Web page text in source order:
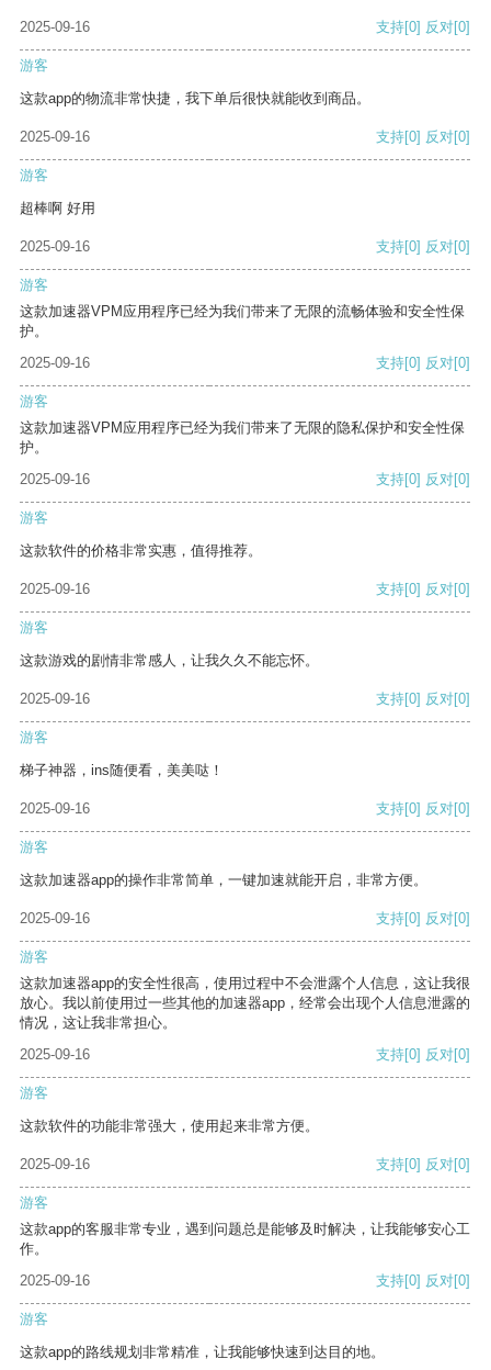
2025-09-16 支持[0] 反对[0]
游客
这款app的物流非常快捷，我下单后很快就能收到商品。
2025-09-16 支持[0] 反对[0]
游客
超棒啊 好用
2025-09-16 支持[0] 反对[0]
游客
这款加速器VPM应用程序已经为我们带来了无限的流畅体验和安全性保
护。
2025-09-16
支持[0] 反对[0]
游客
这款加速器VPM应用程序已经为我们带来了无限的隐私保护和安全性保
护。
2025-09-16
支持[0] 反对[0]
游客
这款软件的价格非常实惠，值得推荐。
2025-09-16 支持[0] 反对[0]
游客
这款游戏的剧情非常感人，让我久久不能忘怀。
2025-09-16 支持[0] 反对[0]
游客
梯子神器，ins随便看，美美哒！
2025-09-16 支持[0] 反对[0]
游客
这款加速器app的操作非常简单，一键加速就能开启，非常方便。
2025-09-16 支持[0] 反对[0]
游客
这款加速器app的安全性很高，使用过程中不会泄露个人信息，这让我很
放心。我以前使用过一些其他的加速器app，经常会出现个人信息泄露的
情况，这让我非常担心。
2025-09-16
支持[0] 反对[0]
游客
这款软件的功能非常强大，使用起来非常方便。
2025-09-16 支持[0] 反对[0]
游客
这款app的客服非常专业，遇到问题总是能够及时解决，让我能够安心工
作。
2025-09-16
支持[0] 反对[0]
游客
这款app的路线规划非常精准，让我能够快速到达目的地。